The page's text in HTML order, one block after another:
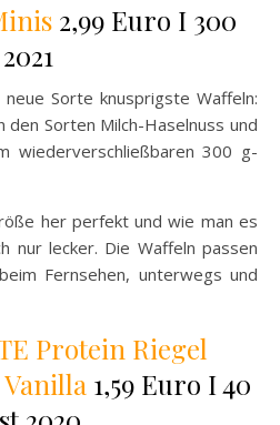
2,99 Euro I 300
Sorte knusprigste Waffeln:
den Sorten Milch-Haselnuss und
wiederverschließbaren 300 g-
her perfekt und wie man es
nur lecker. Die Waffeln passen
Fernsehen, unterwegs und
Protein Riegel
1,59 Euro I 40